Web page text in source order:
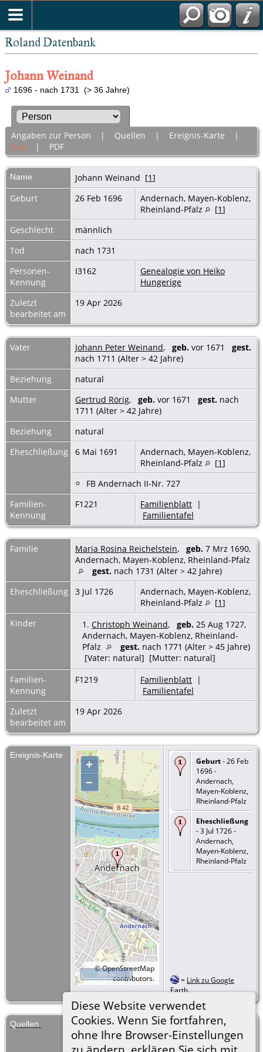
Roland Datenbank
Diese Website verwendet
Cookies. Wenn Sie fortfahren,
ohne Ihre Browser-Einstellungen
Johann Weinand
1696 - nach 1731 (> 36 Jahre)
Angaben zur Person | Quellen | Ereignis-Karte |
Alle | PDF
Name Johann Weinand [1]
Geburt
26 Feb 1696
Andernach, Mayen-Koblenz,
Rheinland-Pfalz
[1]
Geschlecht
männlich
Tod
nach 1731
Personen-
Kennung
I3162
Genealogie von Heiko
Hungerige
Zuletzt
bearbeitet am
19 Apr 2026
Vater Johann Peter Weinand, geb. vor 1671 gest.
nach 1711 (Alter > 42 Jahre)
Beziehung
natural
Mutter
Gertrud Rörig, geb. vor 1671 gest. nach
1711 (Alter > 42 Jahre)
Beziehung
natural
Eheschließung
6 Mai 1691
Andernach, Mayen-Koblenz,
Rheinland-Pfalz
[1]
FB Andernach II-Nr. 727
Familien-
Kennung
F1221 Familienblatt |
Familientafel
Familie Maria Rosina Reichelstein, geb. 7 Mrz 1690,
Andernach, Mayen-Koblenz, Rheinland-Pfalz
gest. nach 1731 (Alter > 42 Jahre)
Eheschließung
3 Jul 1726
Andernach, Mayen-Koblenz,
Rheinland-Pfalz
[1]
Kinder
1. Christoph Weinand, geb. 25 Aug 1727,
Andernach, Mayen-Koblenz, Rheinland-
Pfalz
gest. nach 1771 (Alter > 45 Jahre)
[Vater: natural] [Mutter: natural]
Familien-
Kennung
F1219 Familienblatt |
Familientafel
Zuletzt
bearbeitet am
19 Apr 2026
Ereignis-Karte
+
–
©OpenStreetMap
contributors.
500 m
Geburt- 26 Feb
1696 -
Andernach,
Mayen-Koblenz,
Rheinland-Pfalz
Eheschließung
- 3 Jul 1726 -
Andernach,
Mayen-Koblenz,
Rheinland-Pfalz
= Link zu Google
Earth
Quellen [S1829] Familiengeschichte von Kurt
Lampa bei GENEANET.
https://gw.geneanet.org/ahnensauger